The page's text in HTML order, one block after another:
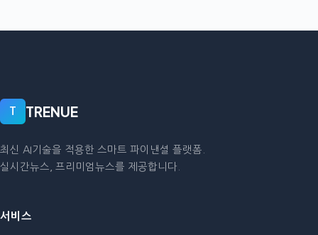
T TRENUE
최신 AI기술을 적용한 스마트 파이낸셜 플랫폼.
실시간뉴스, 프리미엄뉴스를 제공합니다.
서비스